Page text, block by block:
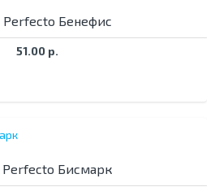
Бенефис
51.00 р.
Бисмарк